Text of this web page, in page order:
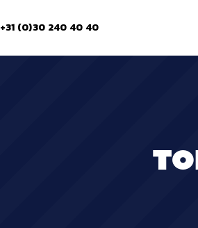
+31 (0)30 240 40 40